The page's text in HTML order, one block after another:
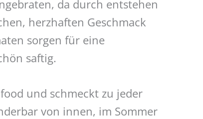
da durch entstehen
herzhaften Geschmack
sorgen für eine
saftig.
und schmeckt zu jeder
von innen, im Sommer